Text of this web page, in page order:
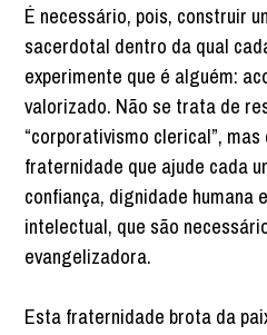
É necessário, pois, construir
sacerdotal dentro da qual
experimente que é alguém:
valorizado. Não se trata de
“corporativismo clerical”,
fraternidade que ajude cada
confiança, dignidade humana
intelectual, que são
evangelizadora.
Esta fraternidade brota da